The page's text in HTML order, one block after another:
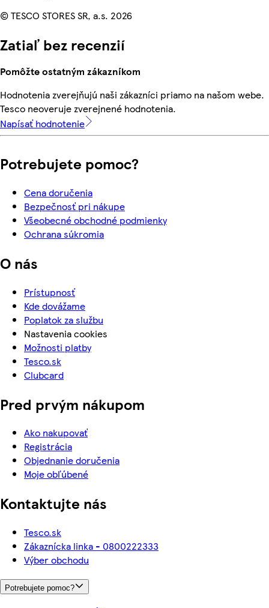
© TESCO STORES SR, a.s. 2026
Zatiaľ bez recenzií
Pomôžte ostatným zákazníkom
Hodnotenia zverejňujú naši zákazníci priamo na našom webe.
Tesco neoveruje zverejnené hodnotenia.
Napísať hodnotenie
Potrebujete pomoc?
Cena doručenia
Bezpečnosť pri nákupe
Všeobecné obchodné podmienky
Ochrana súkromia
O nás
Prístupnosť
Kde dovážame
Poplatok za službu
Nastavenia cookies
Možnosti platby
Tesco.sk
Clubcard
Pred prvým nákupom
Ako nakupovať
Registrácia
Objednanie doručenia
Moje obľúbené
Kontaktujte nás
Tesco.sk
Zákaznícka linka - 0800222333
Výber obchodu
Potrebujete pomoc?